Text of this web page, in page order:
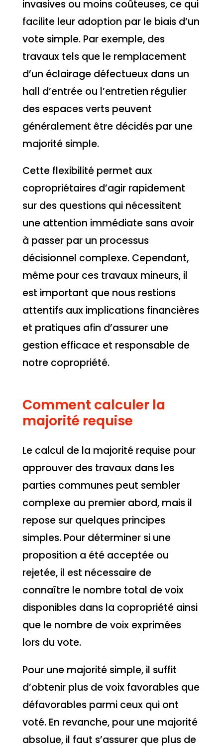
invasives ou moins coûteuses, ce qui
facilite leur adoption par le biais d’un
vote simple. Par exemple, des
travaux tels que le remplacement
d’un éclairage défectueux dans un
hall d’entrée ou l’entretien régulier
des espaces verts peuvent
généralement être décidés par une
majorité simple.
Cette flexibilité permet aux
copropriétaires d’agir rapidement
sur des questions qui nécessitent
une attention immédiate sans avoir
à passer par un processus
décisionnel complexe. Cependant,
même pour ces travaux mineurs, il
est important que nous restions
attentifs aux implications financières
et pratiques afin d’assurer une
gestion efficace et responsable de
notre copropriété.
Comment calculer la
majorité requise
Le calcul de la majorité requise pour
approuver des travaux dans les
parties communes peut sembler
complexe au premier abord, mais il
repose sur quelques principes
simples. Pour déterminer si une
proposition a été acceptée ou
rejetée, il est nécessaire de
connaître le nombre total de voix
disponibles dans la copropriété ainsi
que le nombre de voix exprimées
lors du vote.
Pour une majorité simple, il suffit
d’obtenir plus de voix favorables que
défavorables parmi ceux qui ont
voté. En revanche, pour une majorité
absolue, il faut s’assurer que plus de